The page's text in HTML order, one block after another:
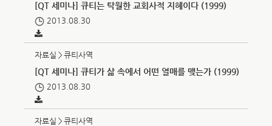
[QT 세미나] 큐티는 탁월한 교회사적 지혜이다 (1999)
2013.08.30
자료실＞큐티사역
[QT 세미나] 큐티가 삶 속에서 어떤 열매를 맺는가 (1999)
2013.08.30
자료실＞큐티사역